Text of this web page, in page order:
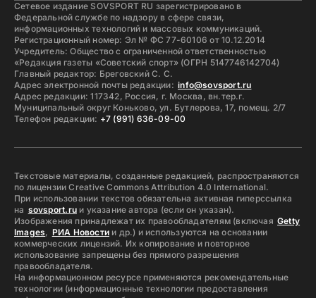
Сетевое издание SOVSPORT RU зарегистрировано в
Федеральной службе по надзору в сфере связи,
информационных технологий и массовых коммуникаций.
Регистрационный номер: Эл № ФС 77-60106 от 10.12.2014
Учредитель: Общество с ограниченной ответственностью
«Редакция газеты «Советский спорт» (ОГРН 5147746142704)
Главный редактор: Бреговский С. С.
Адрес электронной почты редакции: info@sovsport.ru
Адрес редакции: 117342, Россия, г. Москва, вн.тер.г.
Муниципальный округ Коньково, ул. Бутлерова, 17, помещ. 2/7
Телефон редакции: +7 (991) 636-09-00
Текстовые материалы, созданные редакцией, распространяются
по лицензии Creative Commons Attribution 4.0 International.
При использовании текстов обязательна активная гиперссылка
на sovsport.ruи указание автора (если он указан).
Изображения принадлежат их правообладателям (включая Getty
Images, РИА Новости и др.) и используются на основании
коммерческих лицензий. Их копирование и повторное
использование запрещены без прямого разрешения
правообладателя.
На информационном ресурсе применяются рекомендательные
технологии (информационные технологии предоставления